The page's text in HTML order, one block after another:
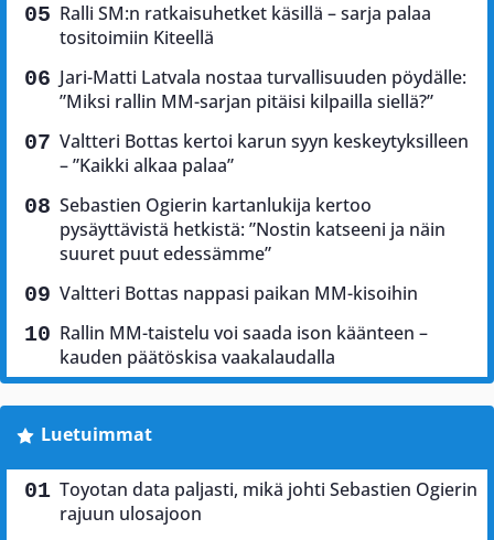
Ralli SM:n ratkaisuhetket käsillä – sarja palaa
tositoimiin Kiteellä
Jari-Matti Latvala nostaa turvallisuuden pöydälle:
”Miksi rallin MM-sarjan pitäisi kilpailla siellä?”
Valtteri Bottas kertoi karun syyn keskeytyksilleen
– ”Kaikki alkaa palaa”
Sebastien Ogierin kartanlukija kertoo
pysäyttävistä hetkistä: ”Nostin katseeni ja näin
suuret puut edessämme”
Valtteri Bottas nappasi paikan MM-kisoihin
Rallin MM-taistelu voi saada ison käänteen –
kauden päätöskisa vaakalaudalla
Luetuimmat
Toyotan data paljasti, mikä johti Sebastien Ogierin
rajuun ulosajoon